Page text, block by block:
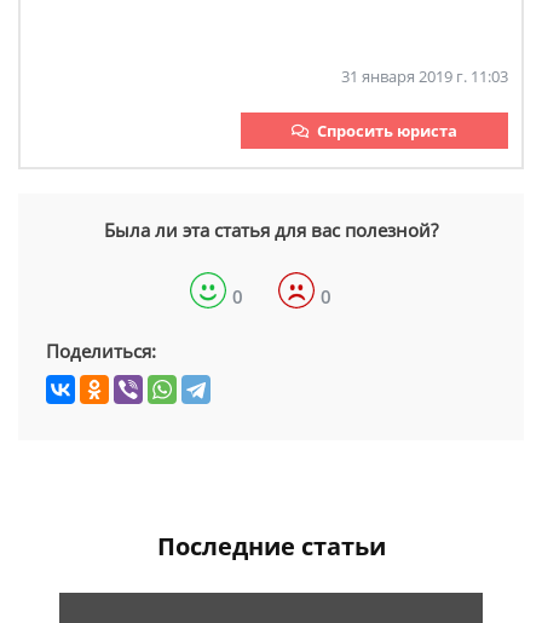
31 января 2019 г. 11:03
Спросить юриста
Была ли эта статья для вас полезной?
0 0
Поделиться:
Последние статьи